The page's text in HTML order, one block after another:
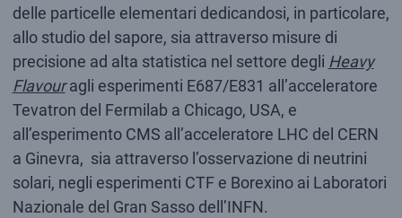
delle particelle elementari dedicandosi, in particolare,
allo studio del sapore, sia attraverso misure di
precisione ad alta statistica nel settore degli Heavy
Flavouragli esperimenti E687/E831 all’acceleratore
Tevatron del Fermilab a Chicago, USA, e
all’esperimento CMS all’acceleratore LHC del CERN
a Ginevra, sia attraverso l’osservazione di neutrini
solari, negli esperimenti CTF e Borexino ai Laboratori
Nazionale del Gran Sasso dell’INFN.